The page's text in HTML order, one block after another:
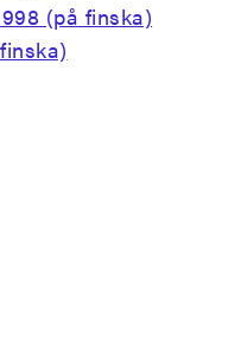
(på finska)